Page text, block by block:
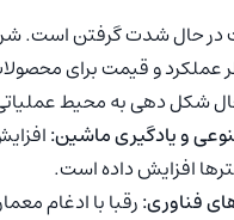
در حال شدت گرفتن است.
عملکرد و قیمت برای
شکل دهی به محیط
و یادگیری ماشین:
افزایش داده است.
فناوری:رقبا با ادغام